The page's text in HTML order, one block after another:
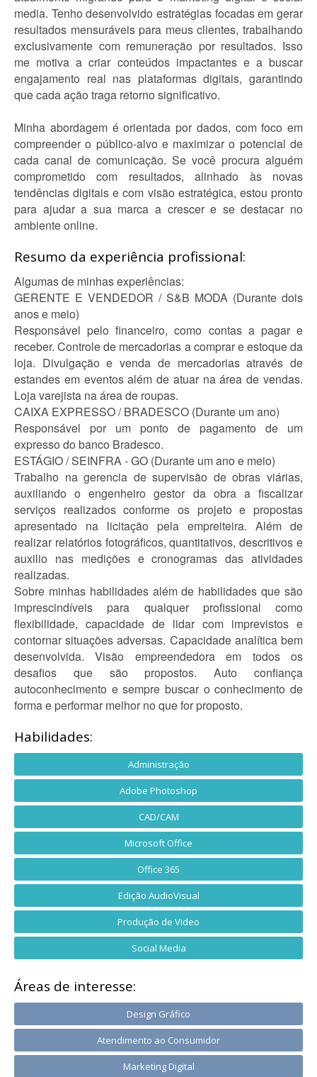
media. Tenho desenvolvido estratégias focadas em gerar
resultados mensuráveis para meus clientes, trabalhando
exclusivamente com remuneração por resultados. Isso
me motiva a criar conteúdos impactantes e a buscar
engajamento real nas plataformas digitais, garantindo
que cada ação traga retorno significativo.
Minha abordagem é orientada por dados, com foco em
compreender o público-alvo e maximizar o potencial de
cada canal de comunicação. Se você procura alguém
comprometido com resultados, alinhado às novas
tendências digitais e com visão estratégica, estou pronto
para ajudar a sua marca a crescer e se destacar no
ambiente online.
Resumo da experiência profissional:
Algumas de minhas experiências:
GERENTE E VENDEDOR / S&B MODA (Durante dois
anos e meio)
Responsável pelo financeiro, como contas a pagar e
receber. Controle de mercadorias a comprar e estoque da
loja. Divulgação e venda de mercadorias através de
estandes em eventos além de atuar na área de vendas.
Loja varejista na área de roupas.
CAIXA EXPRESSO / BRADESCO (Durante um ano)
Responsável por um ponto de pagamento de um
expresso do banco Bradesco.
ESTÁGIO / SEINFRA - GO (Durante um ano e meio)
Trabalho na gerencia de supervisão de obras viárias,
auxiliando o engenheiro gestor da obra a fiscalizar
serviços realizados conforme os projeto e propostas
apresentado na licitação pela empreiteira. Além de
realizar relatórios fotográficos, quantitativos, descritivos e
auxilio nas medições e cronogramas das atividades
realizadas.
Sobre minhas habilidades além de habilidades que são
imprescindíveis para qualquer profissional como
flexibilidade, capacidade de lidar com imprevistos e
contornar situações adversas. Capacidade analítica bem
desenvolvida. Visão empreendedora em todos os
desafios que são propostos. Auto confiança
autoconhecimento e sempre buscar o conhecimento de
forma e performar melhor no que for proposto.
Habilidades:
Administração
Adobe Photoshop
CAD/CAM
Microsoft Office
Office 365
Edição AudioVisual
Produção de Video
Social Media
Áreas de interesse:
Design Gráfico
Atendimento ao Consumidor
Marketing Digital